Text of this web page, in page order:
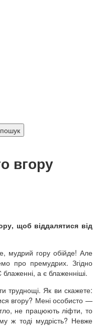
вгору
щоб віддалятися від
мудрий гору обійде! Але
про премудрих. Згідно
а є блаженніші.
труднощі. Як ви скажете:
вгору? Мені особисто —
не працюють ліфти, то
ж тоді мудрість? Невже